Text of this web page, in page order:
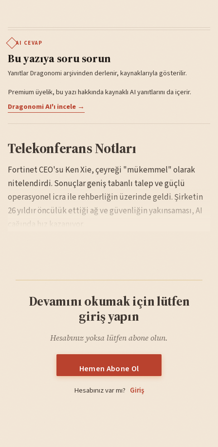
AI CEVAP
Bu yazıya soru sorun
Yanıtlar Dragonomi arşivinden derlenir, kaynaklarıyla gösterilir.
Premium üyelik, bu yazı hakkında kaynaklı AI yanıtlarını da içerir.
Dragonomi AI'ı incele →
Telekonferans Notları
Fortinet CEO'su Ken Xie, çeyreği "mükemmel" olarak
nitelendirdi. Sonuçlar geniş tabanlı talep ve güçlü
operasyonel icra ile rehberliğin üzerinde geldi. Şirketin
26 yıldır öncülük ettiği ağ ve güvenliğin yakınsaması, AI
çağında hız kazanıyor.
Devamını okumak için lütfen
giriş yapın
Hesabınız yoksa lütfen abone olun.
Hemen Abone Ol
Hesabınız var mı? Giriş